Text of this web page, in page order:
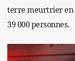
terre meurtrier en
39 000 personnes.